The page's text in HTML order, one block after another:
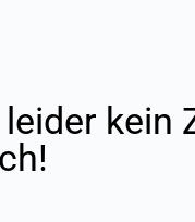
leider kein